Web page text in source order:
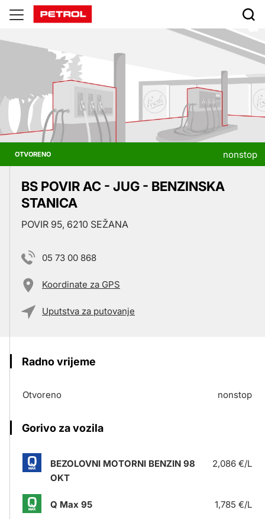
Prodajna
mjesta
OTVORENO nonstop
BS POVIR AC - JUG - BENZINSKA
STANICA
POVIR 95, 6210 SEŽANA
05 73 00 868
Koordinate za GPS
Uputstva za putovanje
Radno vrijeme
Otvoreno nonstop
Gorivo za vozila
BEZOLOVNI MOTORNI BENZIN 98
OKT
2,086 €/L
Q Max 95 1,785 €/L